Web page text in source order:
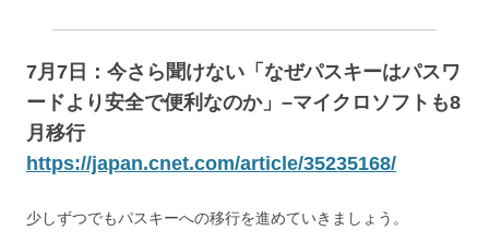
7月7日：今さら聞けない「なぜパスキーはパスワ
ードより安全で便利なのか」–マイクロソフトも8
月移行
https://japan.cnet.com/article/35235168/
少しずつでもパスキーへの移行を進めていきましょう。